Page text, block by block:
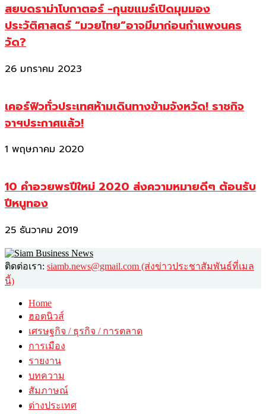
สยบดราม่าโบกาตอร์ -กุนขแมร์เปิดมุมมอง
ประวัติศาสตร์ “มวยไทย”อาจมีมาก่อนกำแพงนคร
วัด?
26 มกราคม 2023
เคอร์ฟิวทั่วประเทศห้ามเดินทางข้ามจังหวัด! ราชกิจ
จาฯประกาศแล้ว!
1 พฤษภาคม 2020
10 คำอวยพรปีใหม่ 2020 ส่งความหมายดีๆ ต้อนรับ
ปีหนูทอง
25 ธันวาคม 2019
ติดต่อเรา: siamb.news@gmail.com (ส่งข่าวประชาสัมพันธ์ที่เมล
นี้)
Home
ฮอตนิวส์
เศรษฐกิจ / ธุรกิจ / การตลาด
การเมือง
รายงาน
บทความ
สัมภาษณ์
ต่างประเทศ